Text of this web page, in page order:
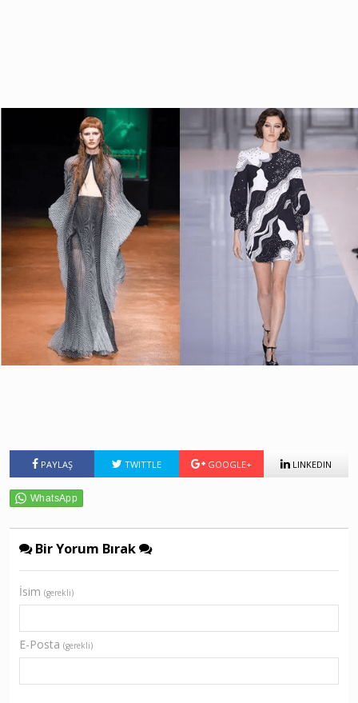
PAYLAŞ TWITTLE GOOGLE+ LINKEDIN
Bir Yorum Bırak
İsim (gerekli)
E-Posta (gerekli)